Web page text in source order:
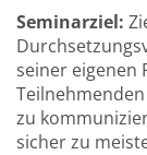
Seminarziel:
seiner eigenen
zu
sicher zu